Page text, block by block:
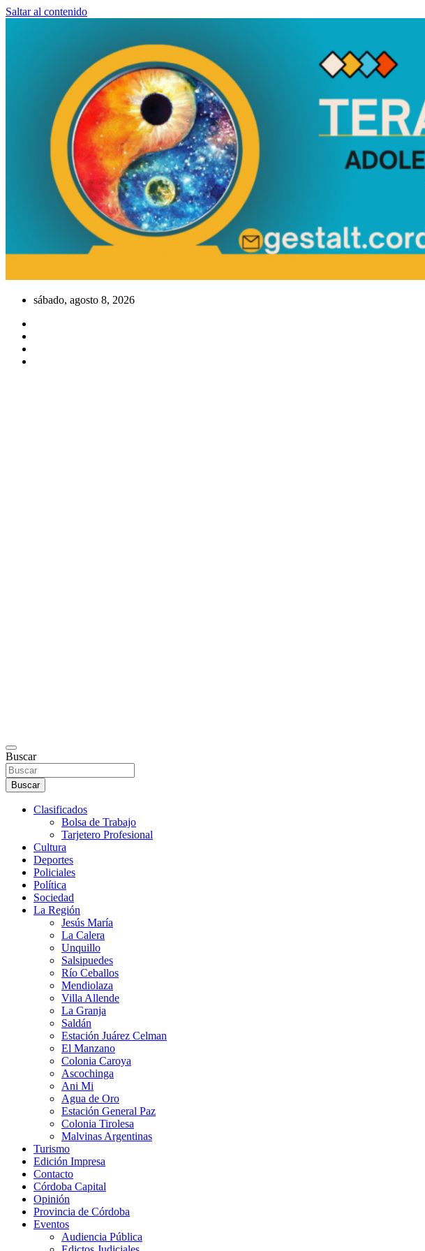
Saltar al contenido
sábado, agosto 8, 2026
Buscar
Buscar
Clasificados
Bolsa de Trabajo
Tarjetero Profesional
Cultura
Deportes
Policiales
Política
Sociedad
La Región
Jesús María
La Calera
Unquillo
Salsipuedes
Río Ceballos
Mendiolaza
Villa Allende
La Granja
Saldán
Estación Juárez Celman
El Manzano
Colonia Caroya
Ascochinga
Ani Mi
Agua de Oro
Estación General Paz
Colonia Tirolesa
Malvinas Argentinas
Turismo
Edición Impresa
Contacto
Córdoba Capital
Opinión
Provincia de Córdoba
Eventos
Audiencia Pública